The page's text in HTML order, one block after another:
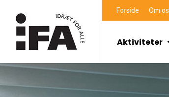
Forside Om os
Aktiviteter